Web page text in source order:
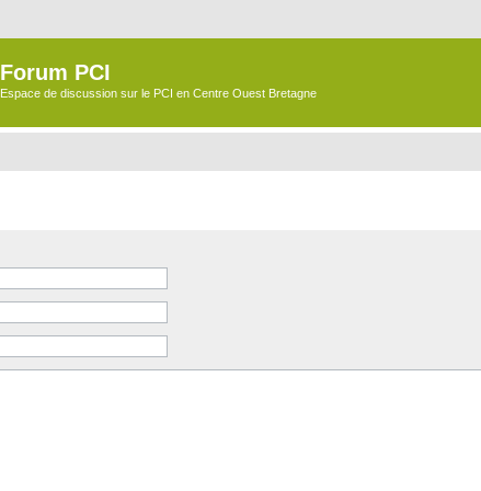
Forum PCI
Espace de discussion sur le PCI en Centre Ouest Bretagne